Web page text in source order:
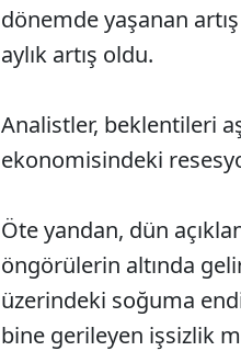
dönemde yaşanan
aylık artış oldu.
Analistler, beklentileri
ekonomisindeki
Öte yandan, dün
öngörülerin altında
üzerindeki soğuma
bine gerileyen işsizlik